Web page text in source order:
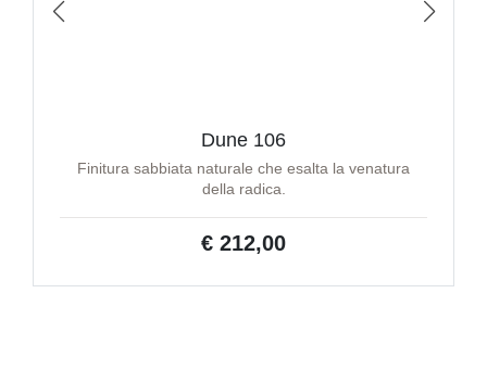
Dune 106
Finitura sabbiata naturale che esalta la venatura
della radica.
€ 212,00